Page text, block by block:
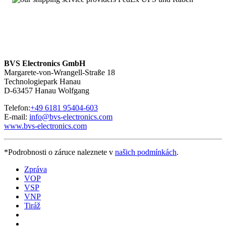
Sie erreichbar. Bei Fragen kontaktieren Sie uns unter
95404-200.
BVS Electronics GmbH
Margarete-von-Wrangell-Straße 18
Technologiepark Hanau
D-63457 Hanau Wolfgang
Telefon:+49 6181 95404-603
E-mail: info@bvs-electronics.com
www.bvs-electronics.com
*Podrobnosti o záruce naleznete v našich podmínkách.
Zpráva
VOP
VSP
VNP
Tiráž